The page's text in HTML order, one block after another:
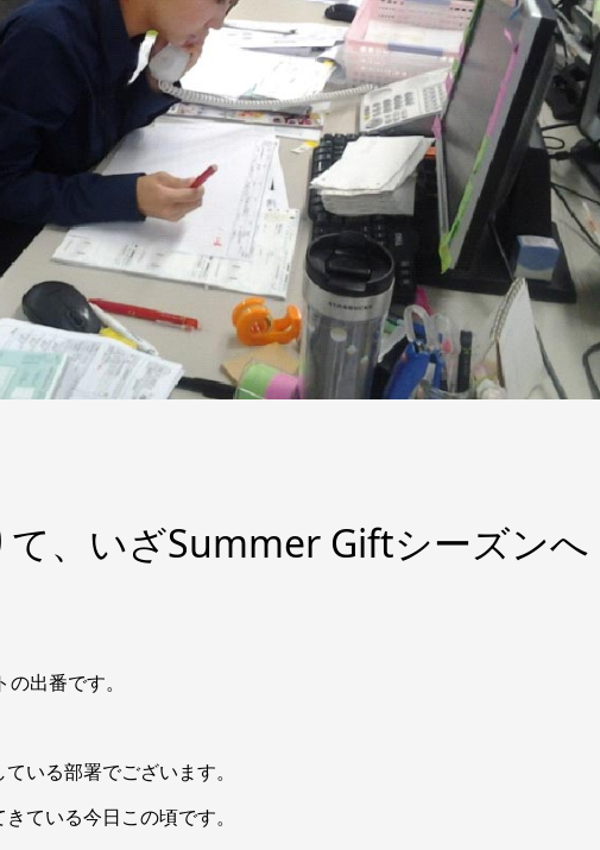
、いざSummer Giftシーズンへ
出番です。
いる部署でございます。
ている今日この頃です。